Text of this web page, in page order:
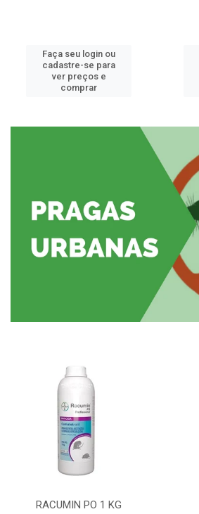
Faça seu login ou
cadastre-se para
ver preços e
comprar
RACUMIN PO 1 KG